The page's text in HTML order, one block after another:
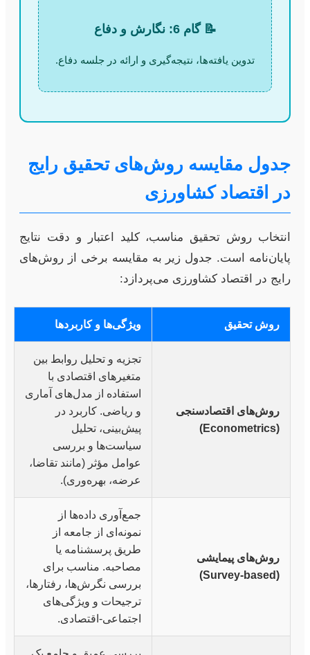
📝 گام 6: نگارش و دفاع
تدوین یافته‌ها، نتیجه‌گیری و ارائه در جلسه دفاع.
جدول مقایسه روش‌های تحقیق رایج
در اقتصاد کشاورزی
انتخاب روش تحقیق مناسب، کلید اعتبار و دقت نتایج
پایان‌نامه است. جدول زیر به مقایسه برخی از روش‌های
رایج در اقتصاد کشاورزی می‌پردازد:
روش تحقیق ویژگی‌ها و کاربردها
روش‌های اقتصادسنجی
(Econometrics)
تجزیه و تحلیل روابط بین
متغیرهای اقتصادی با
استفاده از مدل‌های آماری
و ریاضی. کاربرد در
پیش‌بینی، تحلیل
سیاست‌ها و بررسی
عوامل مؤثر (مانند تقاضا،
عرضه، بهره‌وری).
روش‌های پیمایشی
(Survey-based)
جمع‌آوری داده‌ها از
نمونه‌ای از جامعه از
طریق پرسشنامه یا
مصاحبه. مناسب برای
بررسی نگرش‌ها، رفتارها،
ترجیحات و ویژگی‌های
اجتماعی-اقتصادی.